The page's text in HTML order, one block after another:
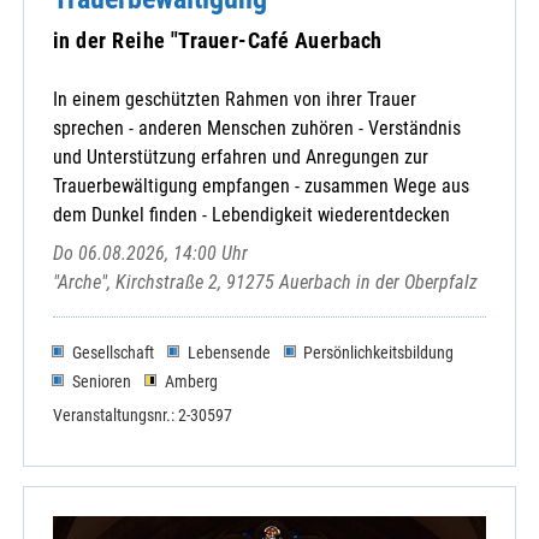
MMC
Zentral Pilgerwege
in der Reihe "Trauer-Café Auerbach
In einem geschützten Rahmen von ihrer Trauer
sprechen - anderen Menschen zuhören - Verständnis
und Unterstützung erfahren und Anregungen zur
Trauerbewältigung empfangen - zusammen Wege aus
dem Dunkel finden - Lebendigkeit wiederentdecken
Do 06.08.2026, 14:00 Uhr
"Arche", Kirchstraße 2, 91275 Auerbach in der Oberpfalz
Gesellschaft Lebensende
Persönlichkeitsbildung
Senioren
Amberg
Veranstaltungsnr.: 2-30597